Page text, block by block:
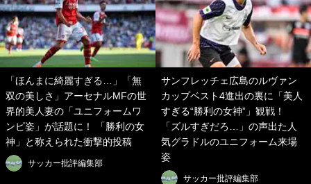
「ほんまに綺麗すぎる…」「無
双の美しさ」アーセナルMFの世
界的美人妻の「ユニフォームワ
ンピ姿」が話題に！ 「勝利の女
神」と称えられた衝撃的投稿
サッカー批評編集部
サンフレッチェ広島のルヴァン
カップベスト4進出の裏に「美人
すぎる“勝利の女神”」観戦！
「ズルすぎだろ…」の声出た人
気グラドルのユニフォーム来場
姿
サッカー批評編集部